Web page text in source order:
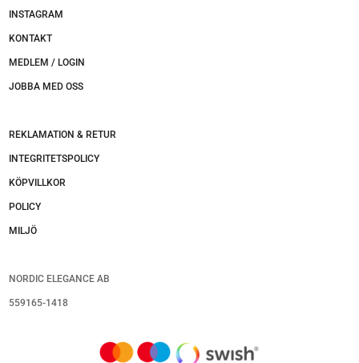
INSTAGRAM
KONTAKT
MEDLEM / LOGIN
JOBBA MED OSS
REKLAMATION & RETUR
INTEGRITETSPOLICY
KÖPVILLKOR
POLICY
MILJÖ
NORDIC ELEGANCE AB
559165-1418